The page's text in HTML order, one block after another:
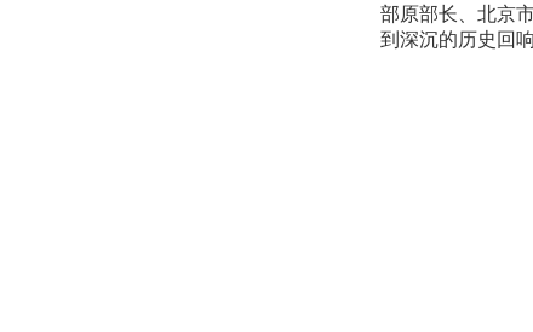
部原部长、北京
到深沉的历史回